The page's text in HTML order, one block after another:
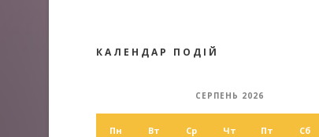
КАЛЕНДАР ПОДІЙ
СЕРПЕНЬ 2026
Пн Вт Ср Чт Пт Сб